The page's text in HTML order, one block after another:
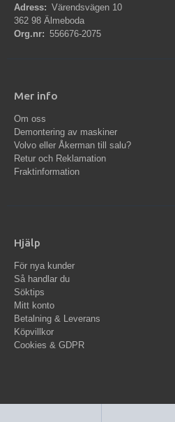
Adress: Värendsvägen 10
362 98 Älmeboda
Org.nr: 556676-2075
Mer info
Om oss
Demontering av maskiner
Volvo eller Åkerman till salu?
Retur och Reklamation
Fraktinformation
Hjälp
För nya kunder
Så handlar du
Söktips
Mitt konto
Betalning & Leverans
Köpvillkor
Cookies & GDPR